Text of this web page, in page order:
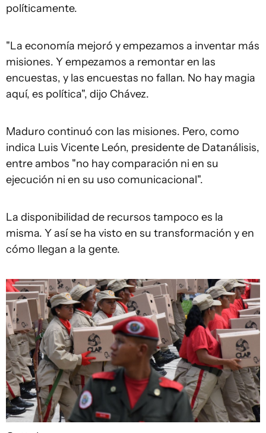
políticamente.
"La economía mejoró y empezamos a inventar más
misiones. Y empezamos a remontar en las
encuestas, y las encuestas no fallan. No hay magia
aquí, es política", dijo Chávez.
Maduro continuó con las misiones. Pero, como
indica Luis Vicente León, presidente de Datanálisis,
entre ambos "no hay comparación ni en su
ejecución ni en su uso comunicacional".
La disponibilidad de recursos tampoco es la
misma. Y así se ha visto en su transformación y en
cómo llegan a la gente.